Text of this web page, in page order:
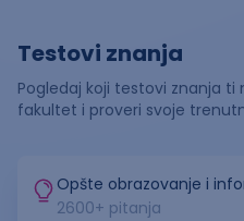
Testovi znanja
Pogledaj koji testovi znanja
fakultet i proveri svoje
Opšte obrazovanje i
2600+ pitanja